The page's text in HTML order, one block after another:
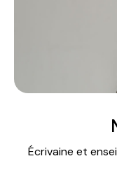
Écrivaine et